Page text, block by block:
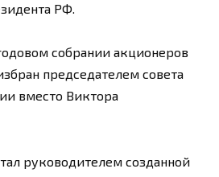
РФ.
собрании акционеров
председателем совета
вместо Виктора
руководителем созданной